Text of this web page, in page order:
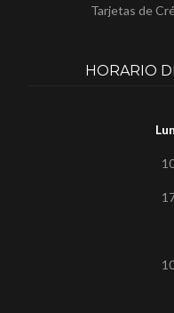
Tarjetas de
HORARIO